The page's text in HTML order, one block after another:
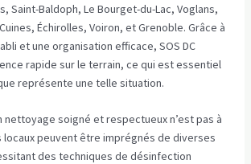
Saint-Baldoph, Le Bourget-du-Lac, Voglans,
Échirolles, Voiron, et Grenoble. Grâce à
et une organisation efficace, SOS DC
rapide sur le terrain, ce qui est essentiel
représente une telle situation.
nettoyage soigné et respectueux n’est pas à
locaux peuvent être imprégnés de diverses
des techniques de désinfection